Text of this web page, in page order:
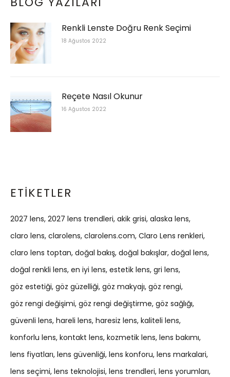
Renkli Lenste Doğru Renk Seçimi
18 Ağustos 2022
Reçete Nasıl Okunur
16 Ağustos 2022
ETIKETLER
2027 lens 2027 lens trendleri akik grisi alaska lens
claro lens clarolens clarolens.com Claro Lens renkleri
claro lens toptan doğal bakış doğal bakışlar doğal lens
doğal renkli lens en iyi lens estetik lens gri lens
göz estetiği göz güzelliği göz makyajı göz rengi
göz rengi değişimi göz rengi değiştirme göz sağlığı
güvenli lens hareli lens haresiz lens kaliteli lens
konforlu lens kontakt lens kozmetik lens lens bakımı
lens fiyatları lens güvenliği lens konforu lens markalari
lens seçimi lens teknolojisi lens trendleri lens yorumları